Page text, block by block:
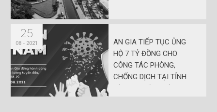
25
08 - 2021
AN GIA TIẾP TỤC ỦNG
HỘ 7 TỶ ĐỒNG CHO
CÔNG TÁC PHÒNG,
CHỐNG DỊCH TẠI TỈNH